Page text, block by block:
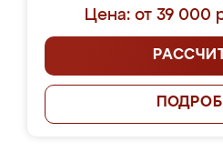
Цена: от 39 000